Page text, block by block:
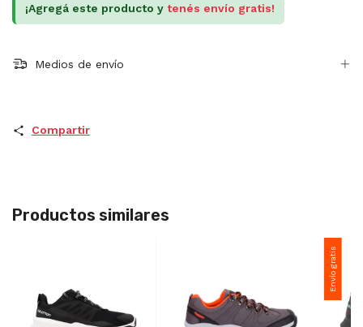
¡Agregá este producto y tenés envío gratis!
Medios de envío
Compartir
Productos similares
Envío gratis